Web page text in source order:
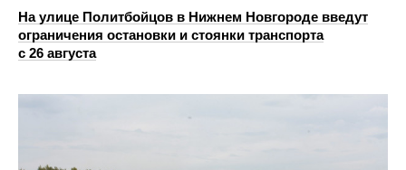
На улице Политбойцов в Нижнем Новгороде введут
ограничения остановки и стоянки транспорта
с 26 августа